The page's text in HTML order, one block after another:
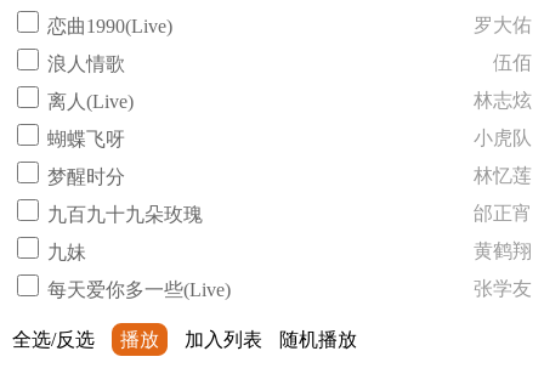
恋曲1990(Live)
罗大佑
浪人情歌
伍佰
离人(Live)
林志炫
蝴蝶飞呀
小虎队
梦醒时分
林忆莲
九百九十九朵玫瑰
邰正宵
九妹
黄鹤翔
每天爱你多一些(Live)
张学友
全选/反选 播放 加入列表 随机播放